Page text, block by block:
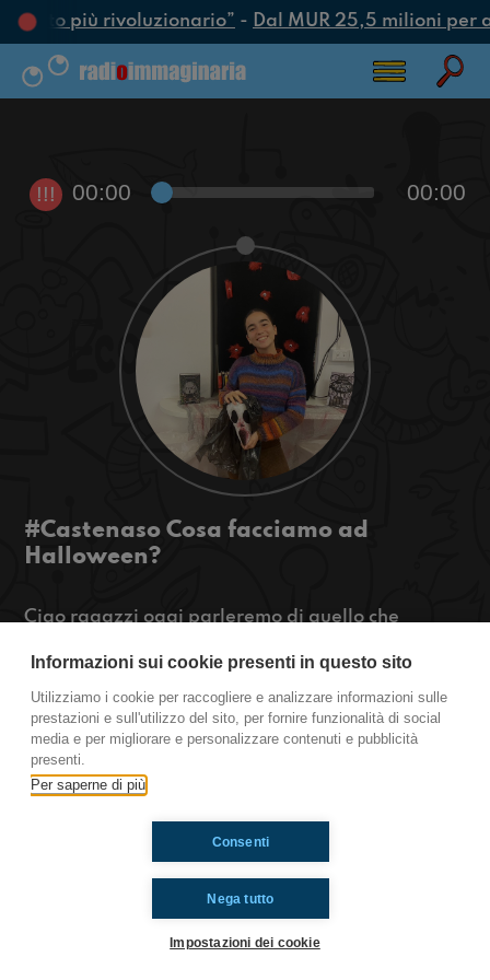
l’atto più rivoluzionario”- Dal MUR 25,5 milioni
!!! 00:00 00:00
#Castenaso Cosa facciamo ad
Halloween?
Ciao ragazzi oggi parleremo di quello che
noi sono utili i voti. Ascoltateci!!
https://www.radioimmaginaria.it
Castenaso
Ti è piaciuto? Condividilo!
Informazioni sui cookie presenti in questo sito
Utilizziamo i cookie per raccogliere e analizzare informazioni sulle
prestazioni e sull'utilizzo del sito, per fornire funzionalità di social
media e per migliorare e personalizzare contenuti e pubblicità
presenti.
Per saperne di più
Nega tutto
Consenti
Impostazioni dei cookie